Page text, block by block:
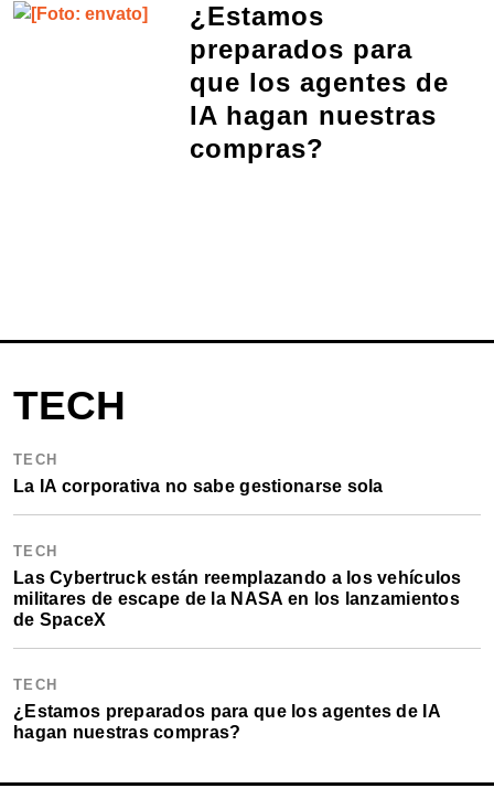
¿Estamos
preparados para
que los agentes de
IA hagan nuestras
compras?
TECH
TECH
La IA corporativa no sabe gestionarse sola
TECH
Las Cybertruck están reemplazando a los vehículos
militares de escape de la NASA en los lanzamientos
de SpaceX
TECH
¿Estamos preparados para que los agentes de IA
hagan nuestras compras?